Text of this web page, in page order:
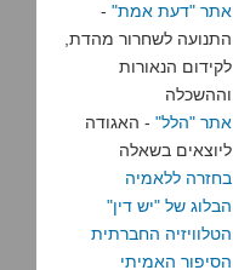
אתר "דעת אמת" -
התנועה לשחרור מהדת,
לקידום הנאורות
וההשכלה
אתר "הלל" - האגודה
ליוצאים בשאלה
בחזרה ללאמיה
הבלוג של "יש דין"
הטלוויזיה החברתית
הסיפור האמיתי